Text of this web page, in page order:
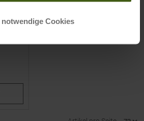
notwendige Cookies